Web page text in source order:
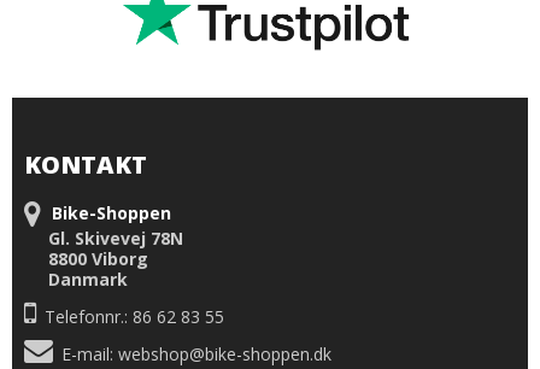
KONTAKT
Bike-Shoppen
Gl. Skivevej 78N
8800 Viborg
Danmark
Telefonnr.: 86 62 83 55
E-mail: webshop@bike-shoppen.dk